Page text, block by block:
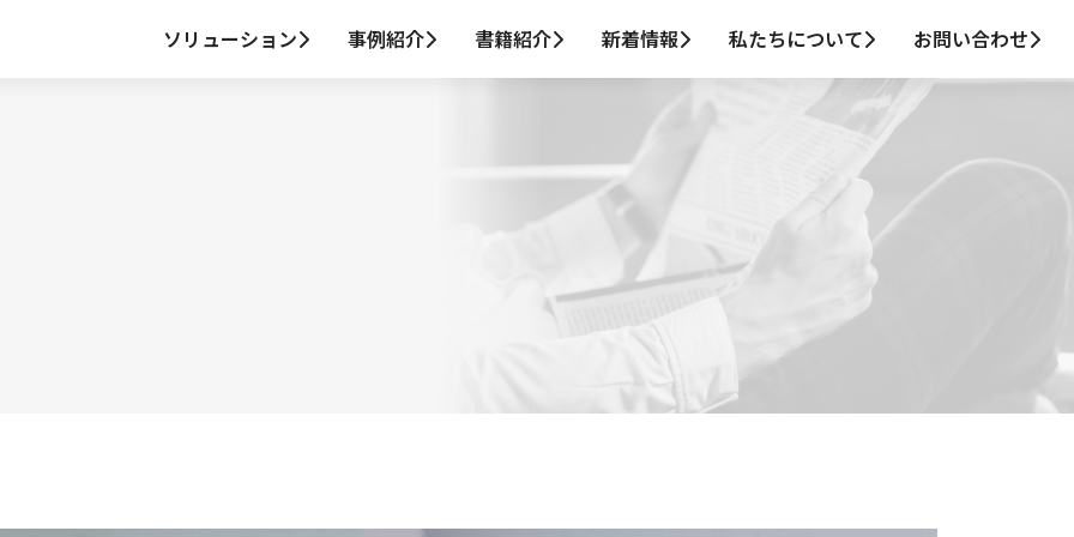
ソリューション 事例紹介 書籍紹介 新着情報 私たちについて お問い合わせ